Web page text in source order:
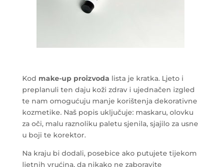
Kod make-up proizvoda lista je kratka. Ljeto i
preplanuli ten daju koži zdrav i ujednačen izgled
te nam omogućuju manje korištenja dekorativne
kozmetike. Naš popis uključuje: maskaru, olovku
za oči, malu raznoliku paletu sjenila, sjajilo za usne
u boji te korektor.
Na kraju bi dodali, posebice ako putujete tijekom
ljetnih vrućina, da nikako ne zaboravite